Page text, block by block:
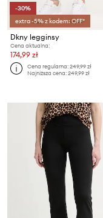
-30%
extra -5% z kodem: OFF*
Dkny legginsy
Cena aktualna:
174,99 zł
Cena regularna:249,99 zł
Najniższa cena:249,99 zł